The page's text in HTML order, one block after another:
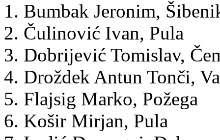
Bumbak Jeronim,
Čulinović Ivan, Pula
Dobrijević Tomislav,
Droždek Antun Tonči,
Flajsig Marko, Požega
Košir Mirjan, Pula